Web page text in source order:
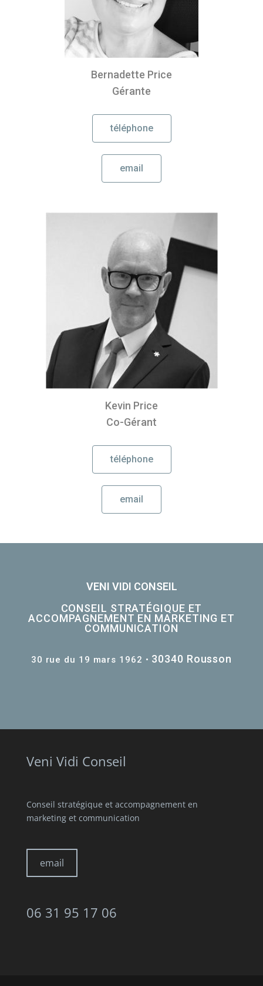
Bernadette Price
Gérante
téléphone
email
Kevin Price
Co-Gérant
téléphone
email
VENI VIDI CONSEIL
CONSEIL STRATÉGIQUE ET
ACCOMPAGNEMENT EN MARKETING ET
COMMUNICATION
30 rue du 19 mars 1962 • 30340 Rousson
Veni Vidi Conseil
Conseil stratégique et accompagnement en
marketing et communication
email
06 31 95 17 06